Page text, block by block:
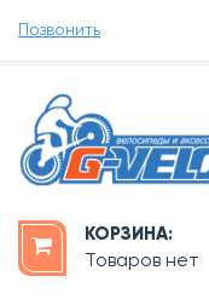
Позвонить
КОРЗИНА:
Товаров нет